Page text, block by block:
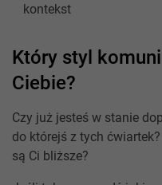
kontekst
Który styl
Ciebie?
Czy już jesteś w stanie
do którejś z tych
są Ci bliższe?